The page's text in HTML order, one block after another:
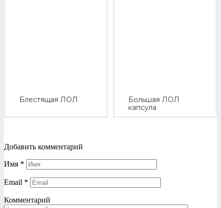
Блестящая ЛОЛ
Большая ЛОЛ
капсула
Добавить комментарий
Имя *
Email *
Комментарий